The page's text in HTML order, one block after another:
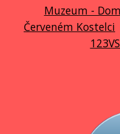
Muzeum -
Červeném Kostelci